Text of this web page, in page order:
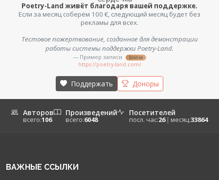
Poetry-Land живёт благодаря вашей поддержке.
Если за месяц соберём 100 €, следующий месяц будет без
рекламы для всех.
Тестовое пожертвование, созданное для демонстрации
работы системы поддержки Poetry-Land.
— Пример записи bronze
https://poetry-land.com/
Поддержать Доноры
Авторов
всего:106
Произведений
всего:6048
Посетителей
посл. час:26 | месяц:33864
ВАЖНЫЕ ССЫЛКИ